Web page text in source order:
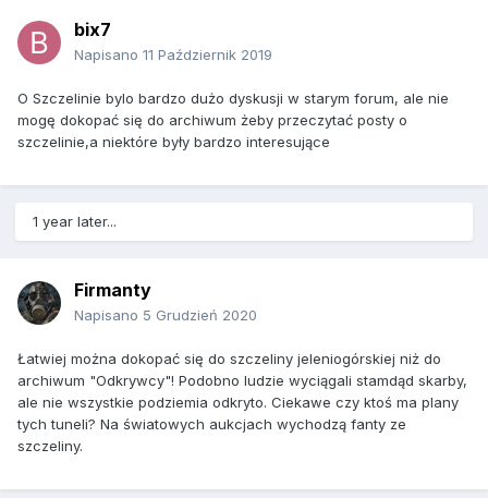
bix7
Napisano 11 Październik 2019
O Szczelinie bylo bardzo dużo dyskusji w starym forum, ale nie
mogę dokopać się do archiwum żeby przeczytać posty o
szczelinie,a niektóre były bardzo interesujące
1 year later...
Firmanty
Napisano 5 Grudzień 2020
Łatwiej można dokopać się do szczeliny jeleniogórskiej niż do
archiwum "Odkrywcy"! Podobno ludzie wyciągali stamdąd skarby,
ale nie wszystkie podziemia odkryto. Ciekawe czy ktoś ma plany
tych tuneli? Na światowych aukcjach wychodzą fanty ze
szczeliny.